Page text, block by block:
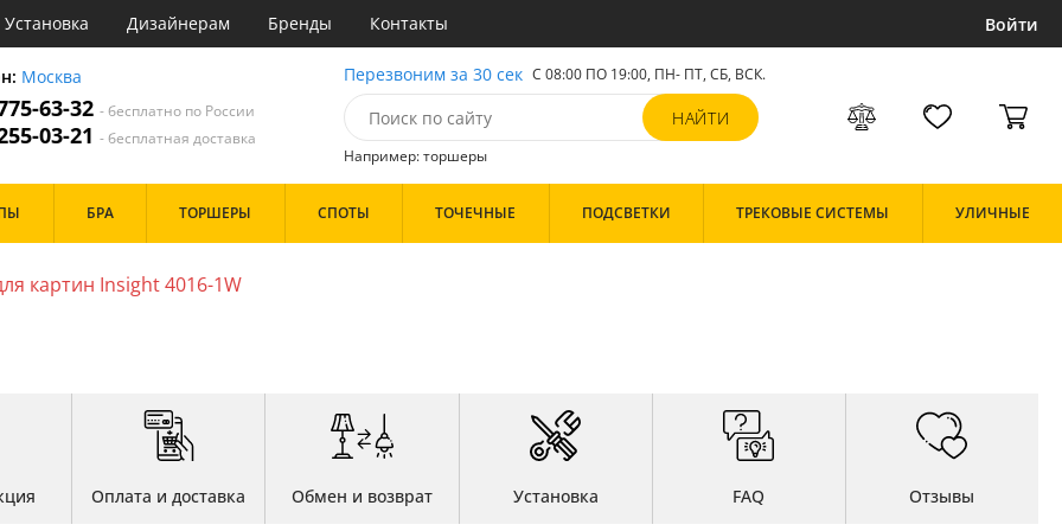
Установка Дизайнерам Бренды Контакты Войти
Москва
63-32 - бесплатно по России
03-21 - бесплатная доставка
Перезвоним за 30 сек С 08:00 ПО 19:00, ПН- ПТ,СБ, ВСК.
Например: торшеры
Зал
Белые
Шары
БРА ТОРШЕРЫ СПОТЫ ТОЧЕЧНЫЕ ПОДСВЕТКИ ТРЕКОВЫЕ СИСТЕМЫ УЛИЧНЫЕ
картин Insight 4016-1W
Оплата и доставка Обмен и возврат Установка FAQ Отзывы